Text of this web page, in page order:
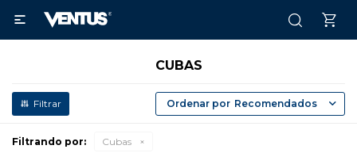

CUBAS
Recomendados
Filtrando por: Cubas